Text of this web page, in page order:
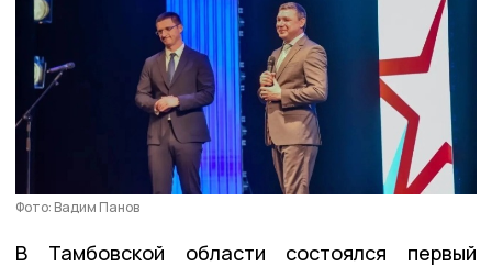
Фото: Вадим Панов
В Тамбовской области состоялся первый